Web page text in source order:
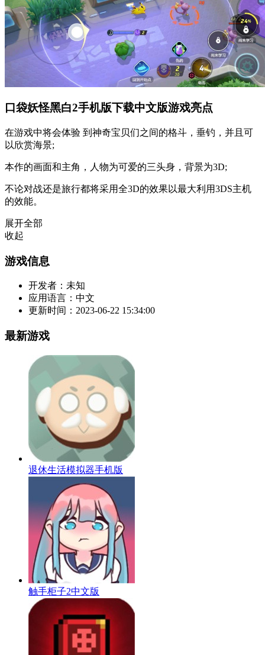
口袋妖怪黑白2手机版下载中文版游戏亮点
在游戏中将会体验 到神奇宝贝们之间的格斗，垂钓，并且可
以欣赏海景;
本作的画面和主角，人物为可爱的三头身，背景为3D;
不论对战还是旅行都将采用全3D的效果以最大利用3DS主机
的效能。
展开全部
收起
游戏信息
开发者： 未知
应用语言： 中文
更新时间： 2023-06-22 15:34:00
最新游戏
退休生活模拟器手机版
触手柜子2中文版